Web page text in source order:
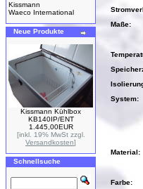
Kissmann
Waeco International
Neue Produkte
Kissmann Kühlbox
KB140IP/ENT
1.445,00EUR
[inkl. 19% MwSt zzgl.
Versandkosten]
Schnellsuche
Maße:
System:
Material:
Farbe: